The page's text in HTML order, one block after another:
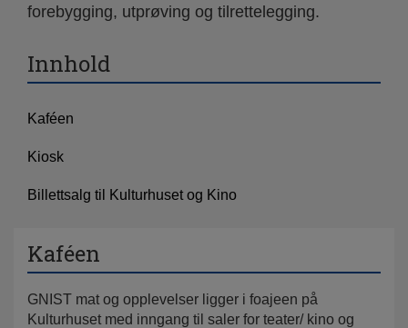
forebygging, utprøving og tilrettelegging.
Innhold
Kaféen
Kiosk
Billettsalg til Kulturhuset og Kino
Kaféen
GNIST mat og opplevelser ligger i foajeen på
Kulturhuset med inngang til saler for teater/ kino og